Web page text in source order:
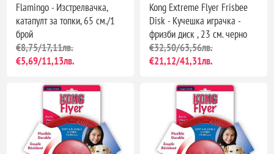
Flamingo - Изстрелвачка,
катапулт за топки, 65 см./1
брой
€8,75/17,11лв.
€5,69/11,13лв.
Kong Extreme Flyer Frisbee
Disk - Кучешка играчка -
фризби диск , 23 см. черно
€32,50/63,56лв.
€21,12/41,31лв.